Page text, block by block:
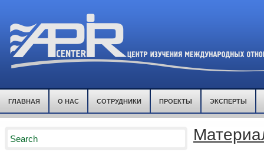
ГЛАВНАЯ О НАС СОТРУДНИКИ ПРОЕКТЫ ЭКСПЕРТЫ